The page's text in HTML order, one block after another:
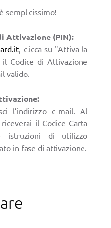
semplicissimo!
Attivazione (PIN):
, clicca su "Attiva la
Codice di Attivazione
valido.
l’indirizzo e-mail. Al
il Codice Carta
di utilizzo
in fase di attivazione.